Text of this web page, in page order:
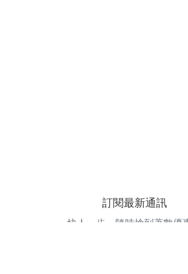
訂閱最新通訊
快人一步，隨時搶到著數優